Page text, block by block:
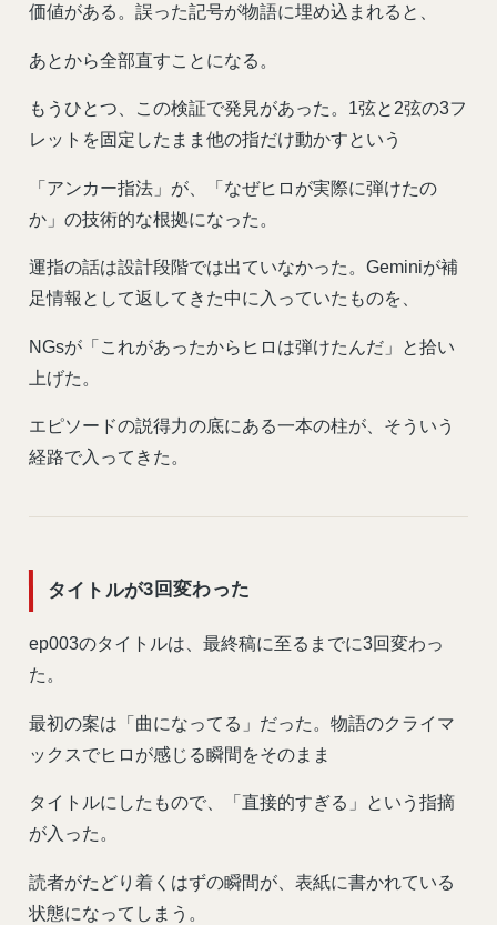
価値がある。誤った記号が物語に埋め込まれると、
あとから全部直すことになる。
もうひとつ、この検証で発見があった。1弦と2弦の3フ
レットを固定したまま他の指だけ動かすという
「アンカー指法」が、「なぜヒロが実際に弾けたの
か」の技術的な根拠になった。
運指の話は設計段階では出ていなかった。Geminiが補
足情報として返してきた中に入っていたものを、
NGsが「これがあったからヒロは弾けたんだ」と拾い
上げた。
エピソードの説得力の底にある一本の柱が、そういう
経路で入ってきた。
タイトルが3回変わった
ep003のタイトルは、最終稿に至るまでに3回変わっ
た。
最初の案は「曲になってる」だった。物語のクライマ
ックスでヒロが感じる瞬間をそのまま
タイトルにしたもので、「直接的すぎる」という指摘
が入った。
読者がたどり着くはずの瞬間が、表紙に書かれている
状態になってしまう。